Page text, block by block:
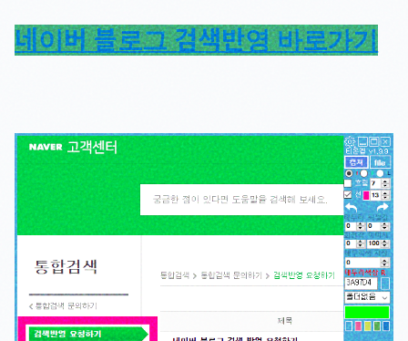
네이버 블로그 검색반영 바로가기